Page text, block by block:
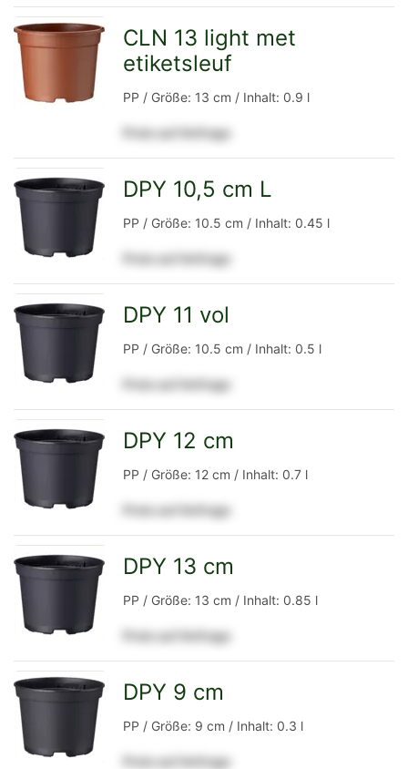
Detailseite
CLN 13 light met
etiketsleuf
PP / Größe: 13 cm / Inhalt: 0.9 l
Preis auf Anfrage
Detailseite
DPY 10,5 cm L
PP / Größe: 10.5 cm / Inhalt: 0.45 l
Preis auf Anfrage
Detailseite
DPY 11 vol
PP / Größe: 10.5 cm / Inhalt: 0.5 l
Preis auf Anfrage
Detailseite
DPY 12 cm
PP / Größe: 12 cm / Inhalt: 0.7 l
Preis auf Anfrage
Detailseite
DPY 13 cm
PP / Größe: 13 cm / Inhalt: 0.85 l
Preis auf Anfrage
DPY 9 cm
PP / Größe: 9 cm / Inhalt: 0.3 l
Preis auf Anfrage